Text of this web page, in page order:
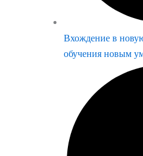
Вхождение в
обучения новым